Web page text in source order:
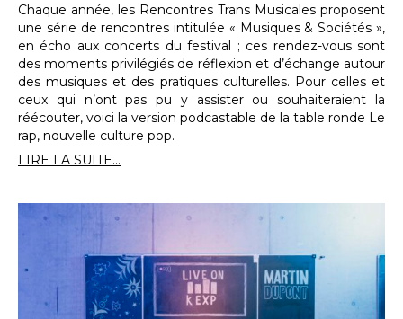
Chaque année, les Rencontres Trans Musicales proposent
une série de rencontres intitulée « Musiques & Sociétés »,
en écho aux concerts du festival ; ces rendez-vous sont
des moments privilégiés de réflexion et d’échange autour
des musiques et des pratiques culturelles. Pour celles et
ceux qui n’ont pas pu y assister ou souhaiteraient la
réécouter, voici la version podcastable de la table ronde Le
rap, nouvelle culture pop.
LIRE LA SUITE...